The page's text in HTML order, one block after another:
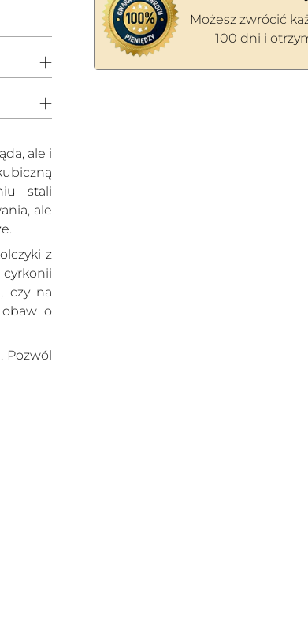
ale i
stali
ale
z
czy na
o
Pozwól
Możesz zwrócić
100 dni i